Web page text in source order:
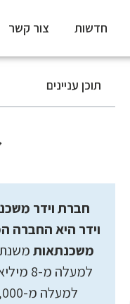
חדשות צור קשר
תוכן עניינים
חברת וידר
וידר היא החברה
משכנתאות